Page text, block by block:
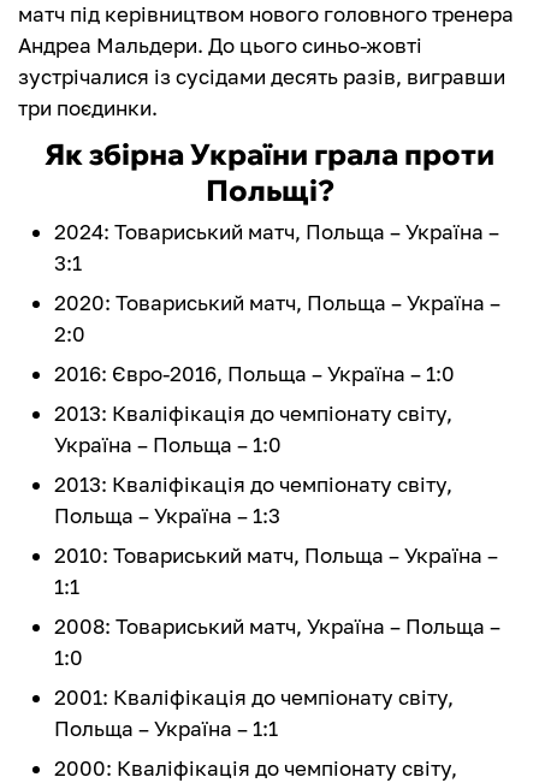
матч під керівництвом нового головного тренера
Андреа Мальдери. До цього синьо-жовті
зустрічалися із сусідами десять разів, вигравши
три поєдинки.
Як збірна України грала проти
Польщі?
2024: Товариський матч, Польща – Україна –
3:1
2020: Товариський матч, Польща – Україна –
2:0
2016: Євро-2016, Польща – Україна – 1:0
2013: Кваліфікація до чемпіонату світу,
Україна – Польща – 1:0
2013: Кваліфікація до чемпіонату світу,
Польща – Україна – 1:3
2010: Товариський матч, Польща – Україна –
1:1
2008: Товариський матч, Україна – Польща –
1:0
2001: Кваліфікація до чемпіонату світу,
Польща – Україна – 1:1
2000: Кваліфікація до чемпіонату світу,